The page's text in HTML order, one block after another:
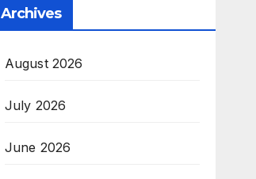
Archives
August 2026
July 2026
June 2026